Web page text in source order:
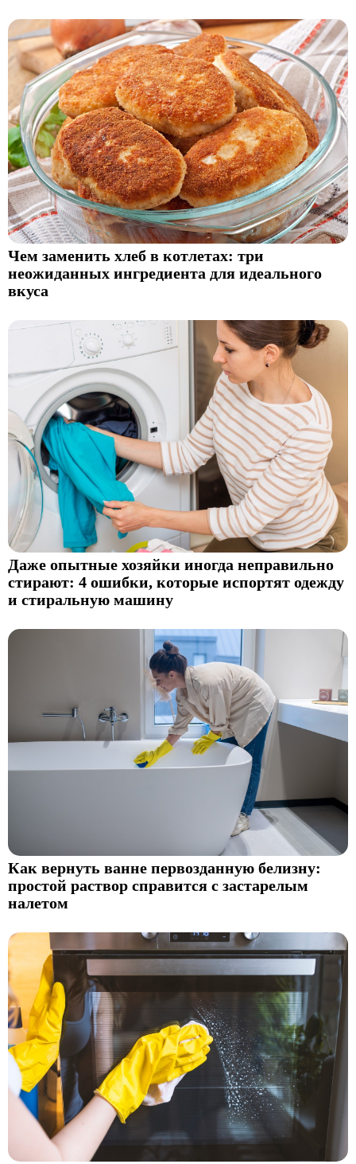
Чем заменить хлеб в котлетах: три
неожиданных ингредиента для идеального
вкуса
Даже опытные хозяйки иногда неправильно
стирают: 4 ошибки, которые испортят одежду
и стиральную машину
Как вернуть ванне первозданную белизну:
простой раствор справится с застарелым
налетом